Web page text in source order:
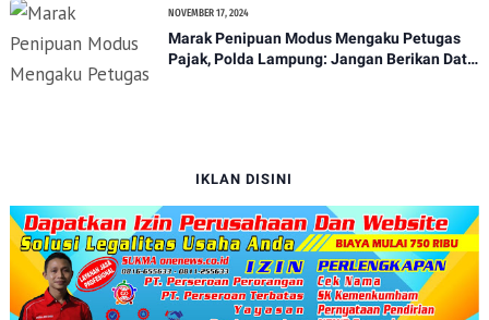
NOVEMBER 17, 2024
Marak Penipuan Modus Mengaku Petugas
Pajak, Polda Lampung: Jangan Berikan Data
IKLAN DISINI